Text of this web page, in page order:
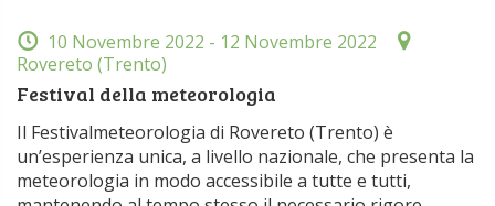
10 Novembre 2022 - 12 Novembre 2022
Rovereto (Trento)
Festival della meteorologia
Il Festivalmeteorologia di Rovereto (Trento) è
un’esperienza unica, a livello nazionale, che presenta la
meteorologia in modo accessibile a tutte e tutti,